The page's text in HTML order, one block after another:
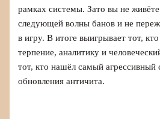
рамках системы. Зато вы не
следующей волны банов и не
в игру. В итоге выигрывает тот,
терпение, аналитику и
тот, кто нашёл самый
обновления античита.